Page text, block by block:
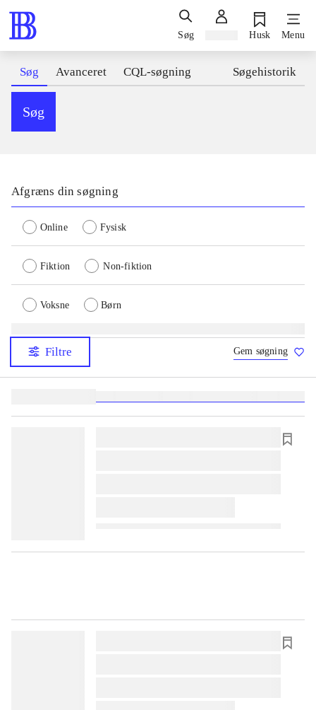
Søg Husk Menu
Søg Avanceret CQL-søgning Søgehistorik
Søg
Afgræns din søgning
Online Fysisk
Fiktion Non-fiktion
Voksne Børn
Filtre Gem søgning
lorem ipsum dolor sit amet ...
lorem ipsum dolor sit amet ...